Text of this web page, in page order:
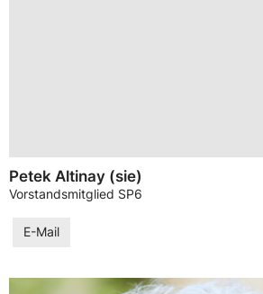
Petek Altinay (sie)
Vorstandsmitglied SP6
E-Mail